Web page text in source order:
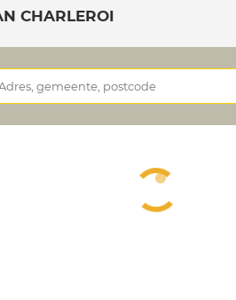
CHARLEROI